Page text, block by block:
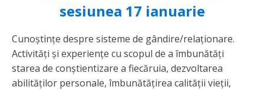
sesiunea 17 ianuarie
Cunoștințe despre sisteme de gândire/relaționare.
Activități și experiențe cu scopul de a îmbunătăți
starea de conștientizare a fiecăruia, dezvoltarea
abilităților personale, îmbunătățirea calității vieții,